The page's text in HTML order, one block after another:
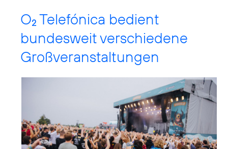
O2 Telefónica bedient
bundesweit verschiedene
Großveranstaltungen